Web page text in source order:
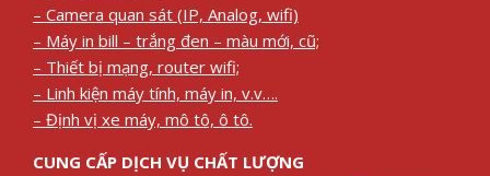
– Camera quan sát (IP, Analog, wifi)
– Máy in bill – trắng đen – màu mới, cũ;
– Thiết bị mạng, router wifi;
– Linh kiện máy tính, máy in, v.v….
– Định vị xe máy, mô tô, ô tô.
CUNG CẤP DỊCH VỤ CHẤT LƯỢNG